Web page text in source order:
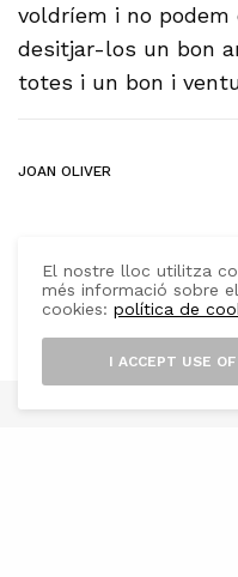
voldríem i no
desitjar-los un bon
totes i un bon i
JOAN OLIVER
SHARE
El nostre lloc utilitza
més informació sobre
cookies:política de
I ACCEPT USE